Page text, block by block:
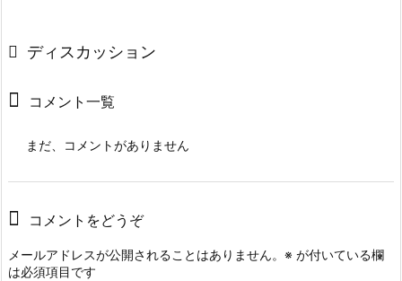
ディスカッション
コメント一覧
まだ、コメントがありません
コメントをどうぞ
メールアドレスが公開されることはありません。 ※ が付いている欄
は必須項目です